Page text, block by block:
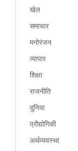
खेल
समाचार
मनोरंजन
व्यापार
शिक्षा
राजनीति
दुनिया
प्रौद्योगिकी
अर्थव्यवस्था